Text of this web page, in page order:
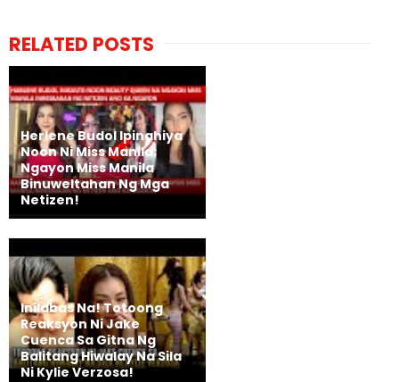
RELATED POSTS
Herlene Budol Ipinahiya
Noon Ni Miss Manila;
Ngayon Miss Manila
Binuweltahan Ng Mga
Netizen!
Inilabas Na! Totoong
Reaksyon Ni Jake
Cuenca Sa Gitna Ng
Balitang Hiwalay Na Sila
Ni Kylie Verzosa!